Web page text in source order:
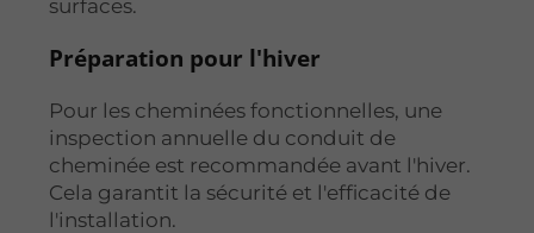
surfaces.
Préparation pour l'hiver
Pour les cheminées fonctionnelles, une
inspection annuelle du conduit de
cheminée est recommandée avant l'hiver.
Cela garantit la sécurité et l'efficacité de
l'installation.